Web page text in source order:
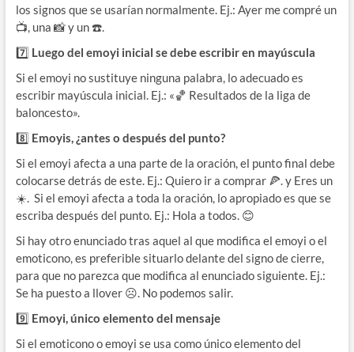
los signos que se usarían normalmente. Ej.: Ayer me compré un
📺, una 📸 y un ☎️.
7️⃣ Luego del emoyi inicial se debe escribir en mayúscula
Si el emoyi no sustituye ninguna palabra, lo adecuado es
escribir mayúscula inicial. Ej.: «🏀 Resultados de la liga de
baloncesto».
8️⃣ Emoyis, ¿antes o después del punto?
Si el emoyi afecta a una parte de la oración, el punto final debe
colocarse detrás de este. Ej.: Quiero ir a comprar 🍕. y Eres un
☀️. Si el emoyi afecta a toda la oración, lo apropiado es que se
escriba después del punto. Ej.: Hola a todos. 😊
Si hay otro enunciado tras aquel al que modifica el emoyi o el
emoticono, es preferible situarlo delante del signo de cierre,
para que no parezca que modifica al enunciado siguiente. Ej.:
Se ha puesto a llover ☹. No podemos salir.
9️⃣ Emoyi, único elemento del mensaje
Si el emoticono o emoyi se usa como único elemento del